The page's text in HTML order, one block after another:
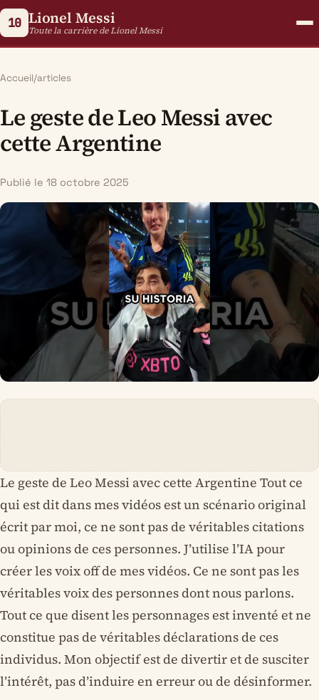
10 Lionel Messi
Toute la carrière de Lionel Messi
Accueil/articles
Le geste de Leo Messi avec
cette Argentine
Publié le 18 octobre 2025
Le geste de Leo Messi avec cette Argentine Tout ce
qui est dit dans mes vidéos est un scénario original
écrit par moi, ce ne sont pas de véritables citations
ou opinions de ces personnes. J’utilise l’IA pour
créer les voix off de mes vidéos. Ce ne sont pas les
véritables voix des personnes dont nous parlons.
Tout ce que disent les personnages est inventé et ne
constitue pas de véritables déclarations de ces
individus. Mon objectif est de divertir et de susciter
l’intérêt, pas d’induire en erreur ou de désinformer.